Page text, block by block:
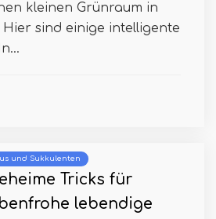
kleinen Grünraum in
Hier sind einige intelligente
und Sukkulenten
Tricks für
lebendige